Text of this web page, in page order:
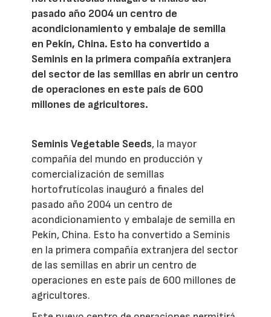
pasado año 2004 un centro de
acondicionamiento y embalaje de semilla
en Pekín, China. Esto ha convertido a
Seminis en la primera compañía extranjera
del sector de las semillas en abrir un centro
de operaciones en este país de 600
millones de agricultores.
Seminis Vegetable Seeds, la mayor
compañía del mundo en producción y
comercialización de semillas
hortofrutícolas inauguró a finales del
pasado año 2004 un centro de
acondicionamiento y embalaje de semilla en
Pekín, China. Esto ha convertido a Seminis
en la primera compañía extranjera del sector
de las semillas en abrir un centro de
operaciones en este país de 600 millones de
agricultores.